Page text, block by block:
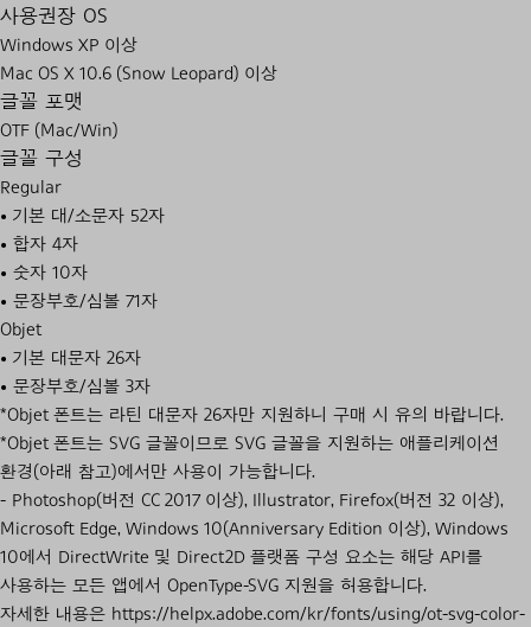
사용권장 OS
Windows XP 이상
Mac OS X 10.6 (Snow Leopard) 이상
글꼴 포맷
OTF (Mac/Win)
글꼴 구성
Regular
• 기본 대/소문자 52자
• 합자 4자
• 숫자 10자
• 문장부호/심볼 71자
Objet
• 기본 대문자 26자
• 문장부호/심볼 3자
*Objet 폰트는 라틴 대문자 26자만 지원하니 구매 시 유의 바랍니다.
*Objet 폰트는 SVG 글꼴이므로 SVG 글꼴을 지원하는 애플리케이션
환경(아래 참고)에서만 사용이 가능합니다.
- Photoshop(버전 CC 2017 이상), Illustrator, Firefox(버전 32 이상),
Microsoft Edge, Windows 10(Anniversary Edition 이상), Windows
10에서 DirectWrite 및 Direct2D 플랫폼 구성 요소는 해당 API를
사용하는 모든 앱에서 OpenType-SVG 지원을 허용합니다.
자세한 내용은 https://helpx.adobe.com/kr/fonts/using/ot-svg-color-